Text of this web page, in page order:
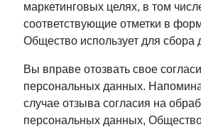
маркетинговых целях, в том
соответствующие отметки в
Общество использует для сбора
Вы вправе отозвать свое
персональных данных.
случае отзыва согласия на
персональных данных,